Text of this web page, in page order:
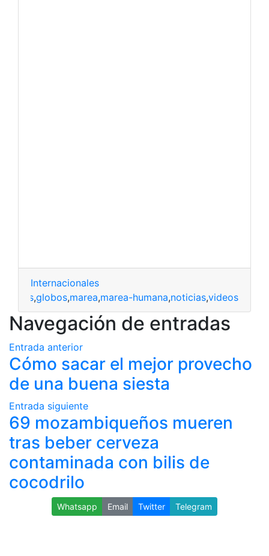
Internacionales
,globos,marea,marea-humana,noticias,videos
Navegación de entradas
Entrada anterior
Cómo sacar el mejor provecho
de una buena siesta
Entrada siguiente
69 mozambiqueños mueren
tras beber cerveza
contaminada con bilis de
cocodrilo
Whatsapp Email Twitter Telegram